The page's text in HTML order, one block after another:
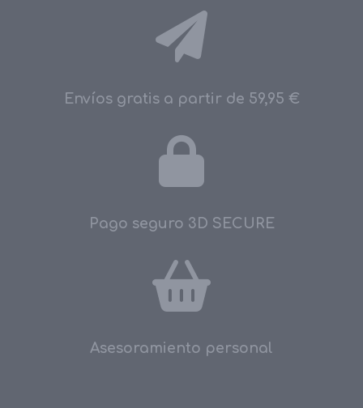
Envíos gratis a partir de 59,95 €
Pago seguro 3D SECURE
Asesoramiento personal